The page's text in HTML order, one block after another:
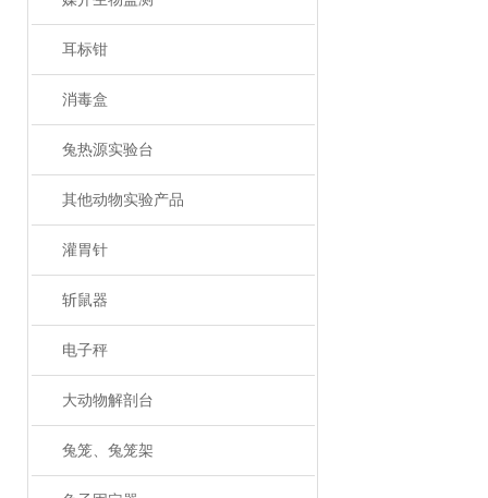
耳标钳
消毒盒
兔热源实验台
其他动物实验产品
灌胃针
斩鼠器
电子秤
大动物解剖台
兔笼、兔笼架